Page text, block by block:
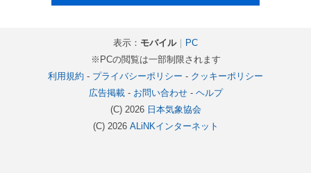
表示： モバイル｜ PC
※PCの閲覧は一部制限されます
利用規約 - プライバシーポリシー - クッキーポリシー
広告掲載- お問い合わせ- ヘルプ
(C) 2026 日本気象協会
(C) 2026 ALiNKインターネット